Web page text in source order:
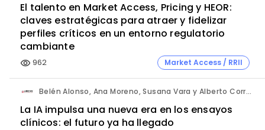
El talento en Market Access, Pricing y HEOR:
claves estratégicas para atraer y fidelizar
perfiles críticos en un entorno regulatorio
cambiante
visibility 962 Market Access / RRII
Belén Alonso, Ana Moreno, Susana Vara y Alberto Corral. Apices.
La IA impulsa una nueva era en los ensayos
clínicos: el futuro ya ha llegado